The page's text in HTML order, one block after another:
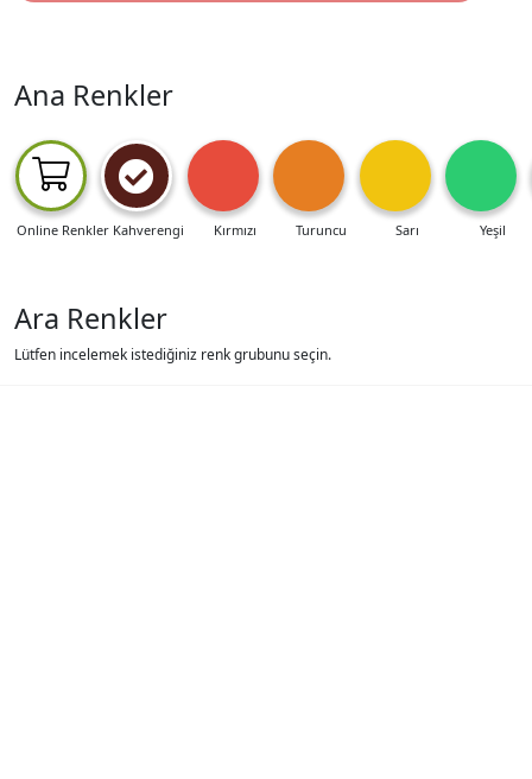
Ana Renkler
Online Renkler Kahverengi Kırmızı Turuncu Sarı Yeşil
Ara Renkler
Lütfen incelemek istediğiniz renk grubunu seçin.